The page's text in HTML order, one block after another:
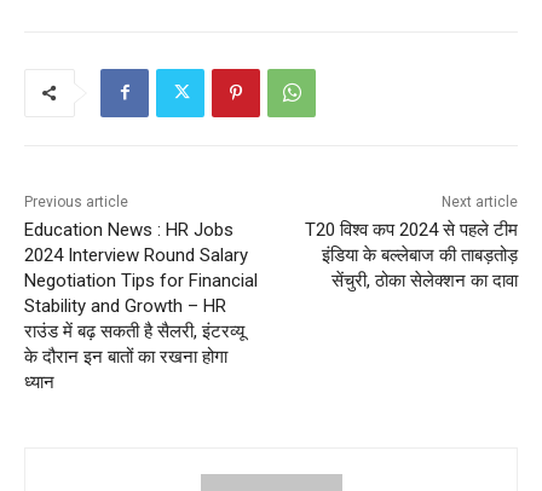
Previous article
Education News : HR Jobs
2024 Interview Round Salary
Negotiation Tips for Financial
Stability and Growth – HR
राउंड में बढ़ सकती है सैलरी, इंटरव्यू
के दौरान इन बातों का रखना होगा
ध्यान
Next article
T20 विश्व कप 2024 से पहले टीम
इंडिया के बल्लेबाज की ताबड़तोड़
सेंचुरी, ठोका सेलेक्शन का दावा